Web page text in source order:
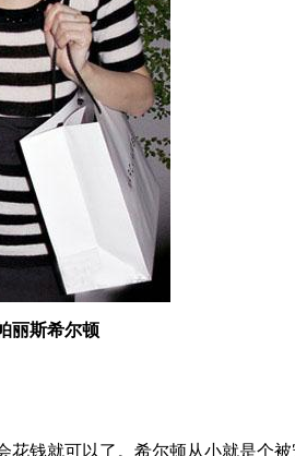
丽斯希尔顿
钱就可以了。希尔顿从小就是个